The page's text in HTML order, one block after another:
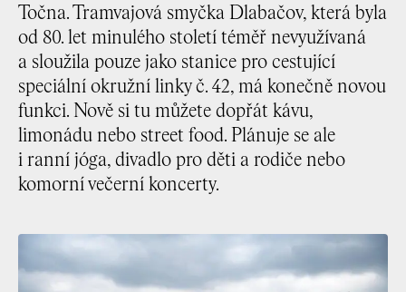
Točna. Tramvajová smyčka Dlabačov, která byla
od 80. let minulého století téměř nevyužívaná
a sloužila pouze jako stanice pro cestující
speciální okružní linky č. 42, má konečně novou
funkci. Nově si tu můžete dopřát kávu,
limonádu nebo street food. Plánuje se ale
i ranní jóga, divadlo pro děti a rodiče nebo
komorní večerní koncerty.